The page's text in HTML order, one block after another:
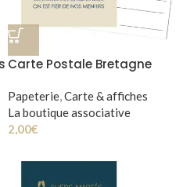
Carte Postale Bretagne
Papeterie,Carte & affiches
La boutique associative
2,00€